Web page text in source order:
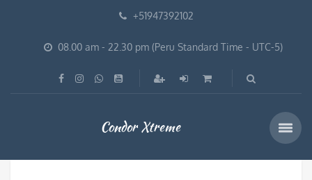
+51947392102
08.00 am - 22.30 pm (Peru Standard Time - UTC-5)
Condor Xtreme